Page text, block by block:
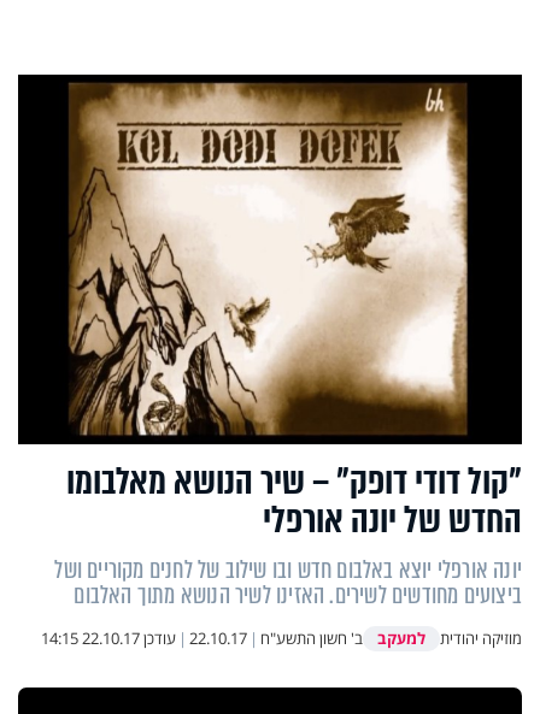
"קול דודי דופק" – שיר הנושא מאלבומו
החדש של יונה אורפלי
יונה אורפלי יוצא באלבום חדש ובו שילוב של לחנים מקוריים ושל
ביצועים מחודשים לשירים. האזינו לשיר הנושא מתוך האלבום
מוזיקה יהודית למעקב ב' חשון התשע"ח |
22.10.17
| עודכן22.10.17 14:15